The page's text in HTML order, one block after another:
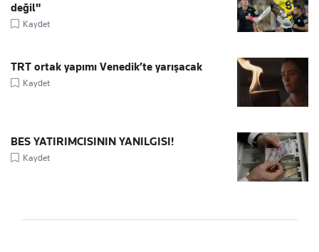
değil"
Kaydet
TRT ortak yapımı Venedik’te yarışacak
Kaydet
BES YATIRIMCISININ YANILGISI!
Kaydet